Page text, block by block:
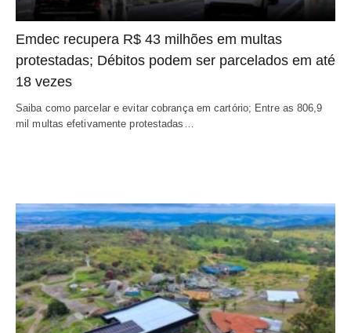
Emdec recupera R$ 43 milhões em multas
protestadas; Débitos podem ser parcelados em até
18 vezes
Saiba como parcelar e evitar cobrança em cartório; Entre as 806,9
mil multas efetivamente protestadas…